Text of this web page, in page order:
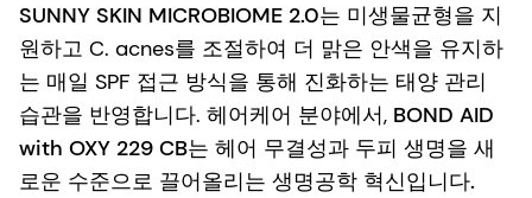
SUNNY SKIN MICROBIOME 2.0는 미생물균형을 지
원하고 C. acnes를 조절하여 더 맑은 안색을 유지하
는 매일 SPF 접근 방식을 통해 진화하는 태양 관리
습관을 반영합니다. 헤어케어 분야에서, BOND AID
with OXY 229 CB는 헤어 무결성과 두피 생명을 새
로운 수준으로 끌어올리는 생명공학 혁신입니다.